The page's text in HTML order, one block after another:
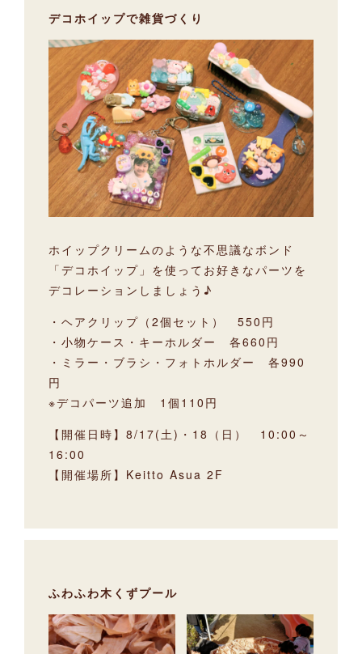
デコホイップで雑貨づくり
ホイップクリームのような不思議なボンド
「デコホイップ」を使ってお好きなパーツを
デコレーションしましょう♪
・ヘアクリップ（2個セット） 550円
・小物ケース・キーホルダー 各660円
・ミラー・ブラシ・フォトホルダー 各990
円
※デコパーツ追加 1個110円
【開催日時】8/17(土)・18（日） 10:00～
16:00
【開催場所】Keitto Asua 2F
ふわふわ木くずプール